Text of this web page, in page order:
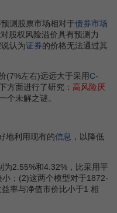
测股票市场相对于债券市场
股权风险溢价具有预测力
认为证券的价格无法通过其
(7%左右)远远大于采用 C-
方面进行了研究： 高风险厌
个未解之谜。
地利用现有的信息 ，以降低
为2.55%和4.32%，比采用平
小；(2)这两个模型对于1872-
益率与净值市价比小于1 相